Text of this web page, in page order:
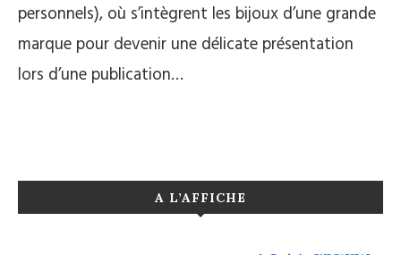
personnels), où s’intègrent les bijoux d’une grande
marque pour devenir une délicate présentation
lors d’une publication…
A L’AFFICHE